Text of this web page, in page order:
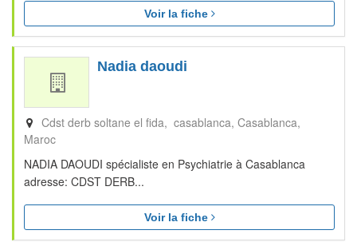
Voir la fiche
Nadia daoudi
Cdst derb soltane el fida, casablanca Casablanca
Maroc
NADIA DAOUDI spécialiste en Psychiatrie à Casablanca
adresse: CDST DERB...
Voir la fiche